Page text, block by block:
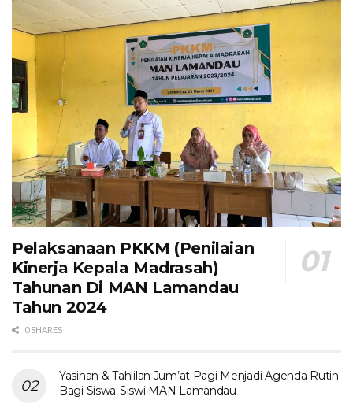
Pelaksanaan PKKM (Penilaian
Kinerja Kepala Madrasah)
Tahunan Di MAN Lamandau
Tahun 2024
0 SHARES
Yasinan & Tahlilan Jum’at Pagi Menjadi Agenda Rutin
Bagi Siswa-Siswi MAN Lamandau